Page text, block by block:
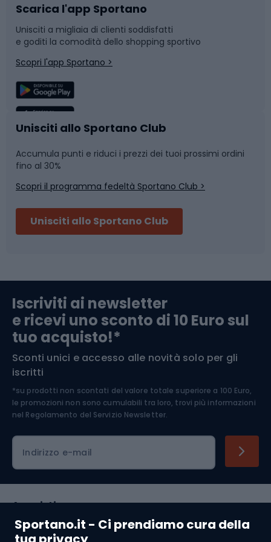
Sportano.it - Ci prendiamo cura della
Bushcraft
Corsa
Sport di squadra
Caschi da ciclismo
Skitouring
Abbigliamento da escursionismo
Slitte e slittini
Snowboard
Camminata nordica
Nuoto
Pattinaggio
Componenti per biciclette
Arrampicata
Medicina dello sport
Abbigliamento ciclistico
Scarica l'app Sportano
Unisciti a migliaia di clienti soddisfatti
e goditi la comodità dello shopping sportivo
Scopri l'app Sportano >
Unisciti allo Sportano Club
Accumula punti e riduci i prezzi dei tuoi prossimi ordini
fino al 30%
Scopri il programma fedeltà Sportano Club >
Unisciti allo Sportano Club
Iscriviti ai newsletter
e ricevi uno sconto di 10 Euro sul
tuo acquisto!*
Sconti unici e accesso alle novità solo per gli
iscritti
*su prodotti non scontati del valore totale superiore a 100 Euro,
le promozioni non sono cumulabili tra loro, trovi più informazioni
nel Regolamento del Servizio Newsletter.
Indirizzo e-mail
Acquisti
Servizio clienti